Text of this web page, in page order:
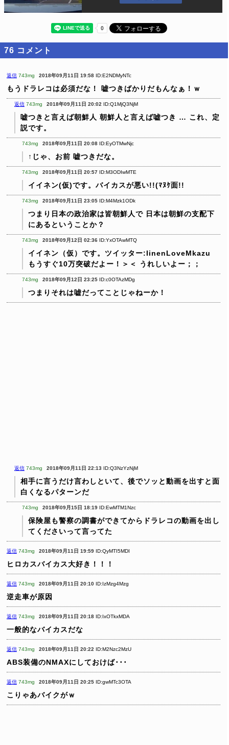
76 コメント
返信 743mg 2018年09月11日 19:58 ID:E2NDMyNTc
もうドラレコは必須だな！ 嘘つきばかりだもんなぁ！ｗ
返信 743mg 2018年09月11日 20:02 ID:Q1MjQ3NjM
嘘つきと言えば朝鮮人 朝鮮人と言えば嘘つき … これ、定
説です。
743mg 2018年09月11日 20:08 ID:EyOTMwNjc
↑じゃ、お前 嘘つきだな。
743mg 2018年09月11日 20:57 ID:M3ODIwMTE
イイネン(仮)です。バイカスが悪い!!(ﾏﾇｹ面!!
743mg 2018年09月11日 23:05 ID:M4Mzk1ODk
つまり日本の政治家は皆朝鮮人で 日本は朝鮮の支配下
にあるということか？
743mg 2018年09月12日 02:36 ID:YxOTAwMTQ
イイネン（仮）です。ツイッター:IinenLoveMkazu
もうすぐ10万突破だよー！＞＜
うれしいよー；；
743mg 2018年09月12日 23:25 ID:c0OTAzMDg
つまりそれは嘘だってことじゃねーか！
返信 743mg 2018年09月11日 22:13 ID:Q3NzYzNjM
相手に言うだけ言わしといて、後でソッと動画を出すと面
白くなるパターンだ
743mg 2018年09月15日 18:19 ID:EwMTM1Nzc
保険屋も警察の調書ができてからドラレコの動画を出し
てくださいって言ってた
返信 743mg 2018年09月11日 19:59 ID:QyMTI5MDI
ヒロカスバイカス大好き！！！
返信 743mg 2018年09月11日 20:10 ID:IzMzg4Mzg
逆走車が原因
返信 743mg 2018年09月11日 20:18 ID:IxOTkxMDA
一般的なバイカスだな
返信 743mg 2018年09月11日 20:22 ID:M2Nzc2MzU
ABS装備のNMAXにしておけば･･･
返信 743mg 2018年09月11日 20:25 ID:gwMTc3OTA
こりゃあバイクがｗ